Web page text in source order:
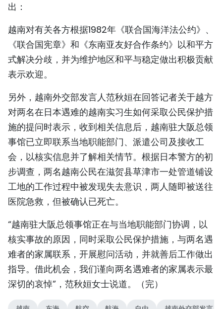
出：
越南对有关各方根据1982年《联合国海洋法公约》、
《联合国宪章》和《东南亚友好合作条约》以和平方
式解决分歧，并为维护地区和平与稳定做出积极贡献
表示欢迎。
另外，越南外交部发言人范秋姮在回答记者关于越方
对两名在日本遇难的越南实习生如何采取公民保护措
施的提问时表示，收到相关信息后，越南驻大阪总领
事馆已立即联系当地职能部门、派遣公司及接收工
会，以核实信息并了解相关情节。根据日本警方的初
步调查，两名越南公民在滋贺县草津市一处管道铺设
工地的工作过程中被发现失去意识，两人随即被送往
医院急救，但被确认已死亡。
“越南驻大阪总领事馆正在与当地职能部门协调，以
核实事故的原因，同时采取公民保护措施，与两名遇
难者的家属联系，开展慰问活动，并就善后工作做出
指导。借此机会，我们谨向两名遇难者的家属表示最
深切的哀悼”，范秋姮女士说道。（完）